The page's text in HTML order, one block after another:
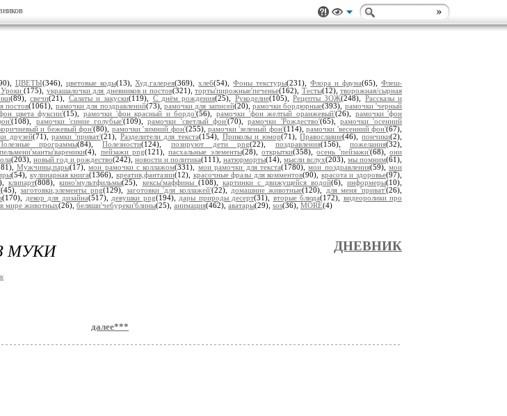
ЦВЕТЫ(346), цветовые коды(13),Худ.галерея(369),хлеб(54),Фоны текстуры(231),Флора и фауна(65),Флеш-
Уроки (175), украшалочки для дневников и постов(321), торты'пирожные'печенье(162), Тесты(12), творожная/сырная
(89),свечи(21), Салаты и закуски(119), С днём рождения(25), Рукоделие(105),Рецепты ЗОЖ(248), Рассказы и
постов(1061), рамочки для поздравлений(73), рамочки для записей(20), рамочки бордюрные(393), рамочки 'черный
цвета фуксии'(15), рамочки 'фон красный и бордо'(56),рамочки 'фон желтый оранжевый'(26), рамочки 'фон
(108), рамочки 'синие голубые'(109),рамочки 'светлый фон'(70),рамочки 'Рождество'(65), рамочки 'осенний
и бежевый фон'(80), рамочки 'зимний фон'(255), рамочки 'зеленый фон'(114),рамочки 'весенний фон'(67),
друзей(71),рамки 'приват'(21), Разделители для текста(154), Приколы и юмор(71),Православие(46), пончики(2),
программы(84),Полезности(124), позируют дети png(22), поздравления(156),пожелания(32),
пельмени'манты'вареники(4), пейзажи png(121),пасхальные элементы(28), открытки(358),осень 'пейзажи'(68),они
(203), новый год и рождество(242), новости и политика(111), натюрморты(14), мысли вслух(203), мы помним(61),
Мужчины,пары(17),мои рамочки с коллажом(331), мои рамочки для текста(1780),мои поздравления(59), мои
(54), кулинарная книга(1366),креатив,фантазии(12), красочные фразы для комментов(90), красота и здоровье(97),
клипарт(808),кино'мультфильмы(25), кексы'маффины (108), картинки с движущейся водой(6),информеры(10),
(45),заготовки,элементы png(129),заготовки 'для коллажей'(22), домашние животные(120), для меня 'приват'(26),
(170), декор для дизайна(517), девушки png(194), дары природы десерт(31), вторые блюда(172), видеоролики про
в мире животных(26), беляши'чебуреки'блины(25), анимация(462), аватары(29), sos(36), MORE(4)
МУКИ ДНЕВНИК
далее***